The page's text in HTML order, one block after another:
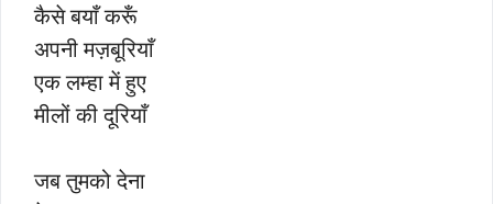
कैसे बयाँ करूँ
अपनी मज़बूरियाँ
एक लम्हा में हुए
मीलों की दूरियाँ
जब तुमको देना